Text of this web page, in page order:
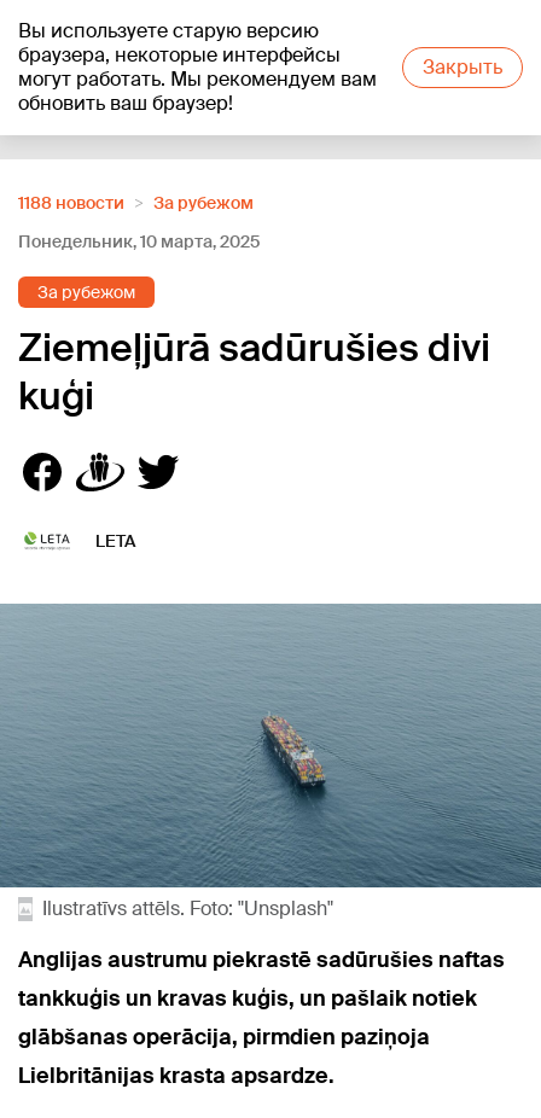
Вы используете старую версию
браузера, некоторые интерфейсы
могут работать. Мы рекомендуем вам
обновить ваш браузер!
Закрыть
+21°C
1188 новости
За рубежом
Понедельник, 10 марта, 2025
За рубежом
Ziemeļjūrā sadūrušies divi
kuģi
LETA
Ilustratīvs attēls. Foto: "Unsplash"
Anglijas austrumu piekrastē sadūrušies naftas
tankkuģis un kravas kuģis, un pašlaik notiek
glābšanas operācija, pirmdien paziņoja
Lielbritānijas krasta apsardze.